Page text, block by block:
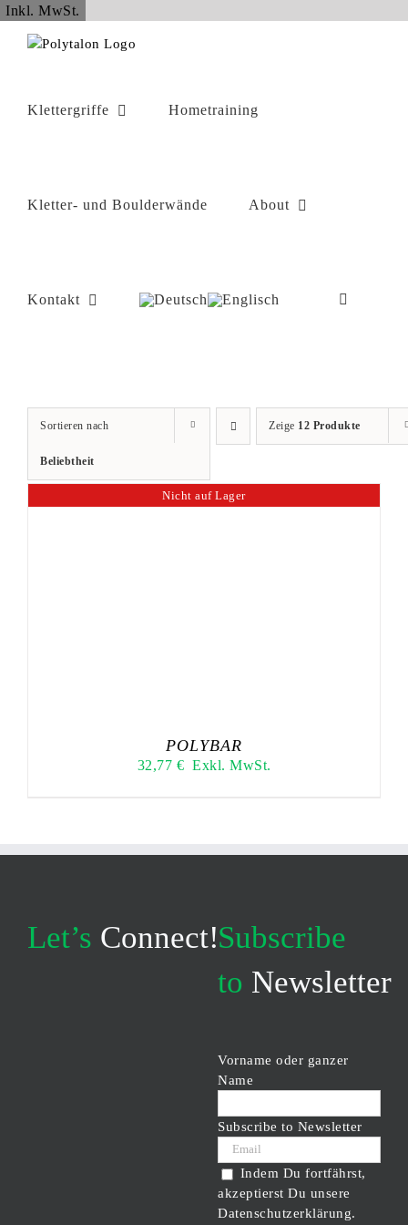
Inkl. MwSt.
springen
Klettergriffe Hometraining
Kletter- und Boulderwände About
Kontakt
Sortieren nach
Beliebtheit
Zeige 12 Produkte
Nicht auf Lager
POLYBAR
32,77 € Exkl. MwSt.
Let’s Connect!Subscribe
to Newsletter
Vorname oder ganzer
Name
Subscribe to Newsletter
Indem Du fortfährst,
akzeptierst Du unsere
Datenschutzerklärung.